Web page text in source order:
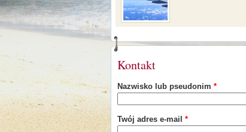
Kontakt
Nazwisko lub pseudonim *
Twój adres e-mail *